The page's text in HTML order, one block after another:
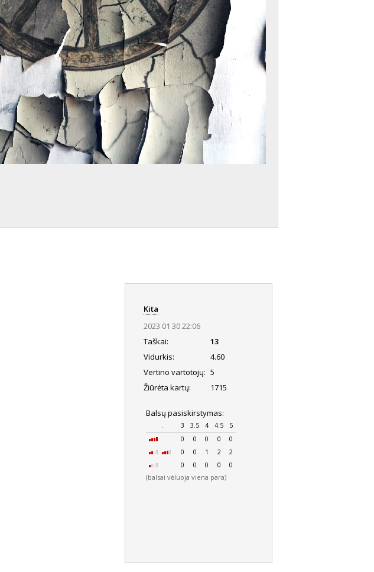
Kita
2023 01 30 22:06
Taškai:
13
Vidurkis:
4.60
Vertino vartotojų: 5
Žiūrėta kartų:
1715
Balsų pasiskirstymas:
. 3 3.5 4 4.5
5
0
0 0 0
0
0
0 1 2
2
0
0 0 0 0
(balsai vėluoja viena para)